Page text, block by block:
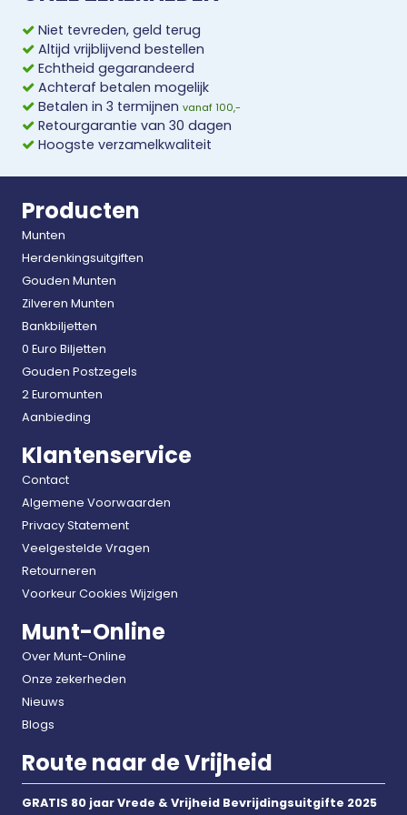
Niet tevreden, geld terug
Altijd vrijblijvend bestellen
Echtheid gegarandeerd
Achteraf betalen mogelijk
Betalen in 3 termijnen vanaf 100,-
Retourgarantie van 30 dagen
Hoogste verzamelkwaliteit
Producten
Munten
Herdenkingsuitgiften
Gouden Munten
Zilveren Munten
Bankbiljetten
0 Euro Biljetten
Gouden Postzegels
2 Euromunten
Aanbieding
Klantenservice
Contact
Algemene Voorwaarden
Privacy Statement
Veelgestelde Vragen
Retourneren
Voorkeur Cookies Wijzigen
Munt-Online
Over Munt-Online
Onze zekerheden
Nieuws
Blogs
Route naar de Vrijheid
GRATIS 80 jaar Vrede & Vrijheid Bevrijdingsuitgifte 2025